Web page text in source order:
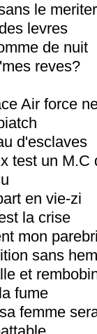
le meriter
levres
de nuit
reves?
Air force
d'esclaves
test un M.C
en vie-zi
la crise
mon
sans
et
fume
femme